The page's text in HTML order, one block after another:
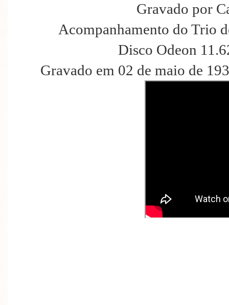
Gravado por
Acompanhamento do Trio
Disco Odeon
Gravado em 02 de maio de